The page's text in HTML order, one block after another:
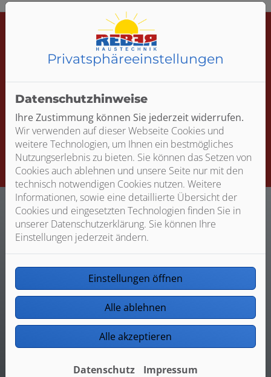
anfragen!
Termin vereinbaren
Unsere Kompetenzen
Individuelle & hochwertige Badplanung
Professionelle Installation
Gutes Preis-Leistungs-Verhältnis
Fairer Gesamtpreis
Privatsphäre­einstellungen
Datenschutzhinweise
Ihre Zustimmung können Sie jederzeit widerrufen.
Wir verwenden auf dieser Webseite Cookies und
weitere Technologien, um Ihnen ein bestmögliches
Nutzungserlebnis zu bieten. Sie können das Setzen von
Cookies auch ablehnen und unsere Seite nur mit den
technisch notwendigen Cookies nutzen. Weitere
Informationen, sowie eine detaillierte Übersicht der
Cookies und eingesetzten Technologien finden Sie in
unserer Datenschutzerklärung. Sie können Ihre
Einstellungen jederzeit ändern.
Einstellungen öffnen
Alle ablehnen
Alle akzeptieren
Datenschutz Impressum